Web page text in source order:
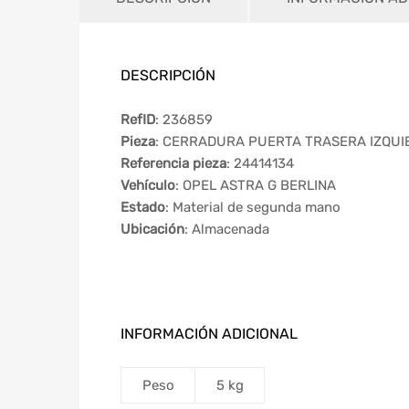
DESCRIPCIÓN
RefID: 236859
Pieza: CERRADURA PUERTA TRASERA
Referencia pieza: 24414134
Vehículo: OPEL ASTRA G BERLINA
Estado: Material de segunda mano
Ubicación: Almacenada
INFORMACIÓN ADICIONAL
Peso 5 kg